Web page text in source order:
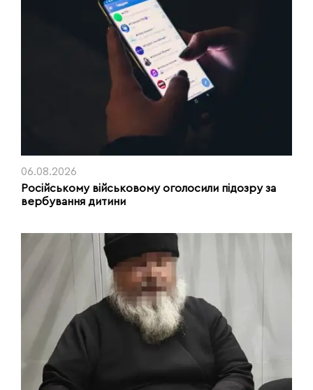
06.08.2026
Російському військовому оголосили підозру за
вербування дитини